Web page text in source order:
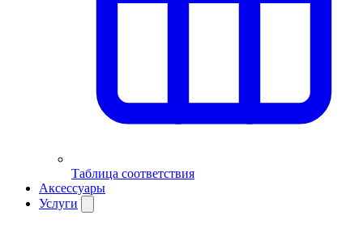
Таблица соответствия
Аксессуары
Услуги